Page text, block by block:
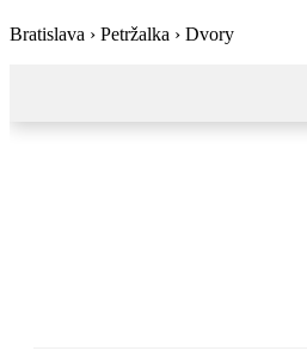
Bratislava › Petržalka › Dvory